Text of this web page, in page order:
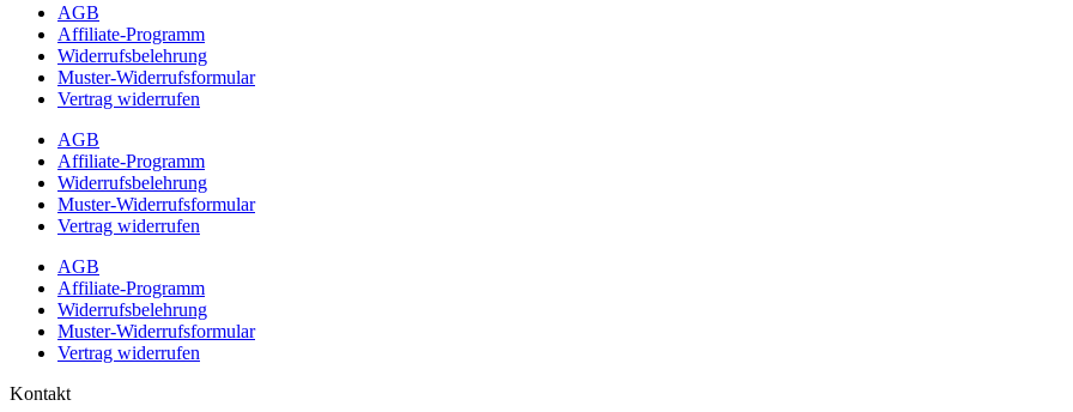
AGB
Affiliate-Programm
Widerrufsbelehrung
Muster-Widerrufsformular
Vertrag widerrufen
AGB
Affiliate-Programm
Widerrufsbelehrung
Muster-Widerrufsformular
Vertrag widerrufen
AGB
Affiliate-Programm
Widerrufsbelehrung
Muster-Widerrufsformular
Vertrag widerrufen
Kontakt